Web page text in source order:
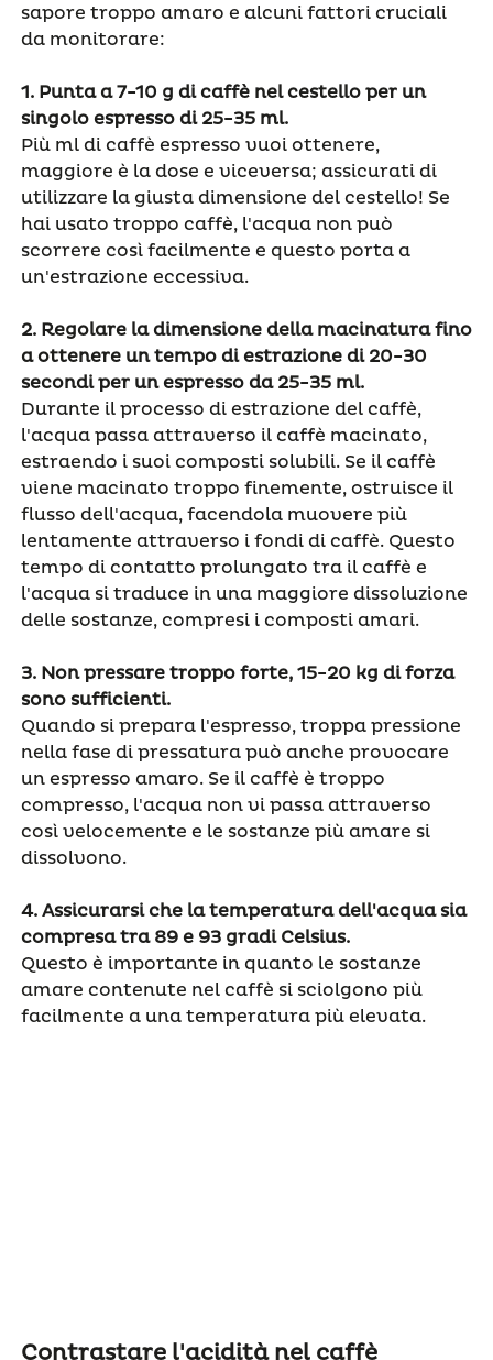
sapore troppo amaro e alcuni fattori cruciali
da monitorare:
1. Punta a 7-10 g di caffè nel cestello per un
singolo espresso di 25-35 ml.
Più ml di caffè espresso vuoi ottenere,
maggiore è la dose e viceversa; assicurati di
utilizzare la giusta dimensione del cestello! Se
hai usato troppo caffè, l'acqua non può
scorrere così facilmente e questo porta a
un'estrazione eccessiva.
2. Regolare la dimensione della macinatura fino
a ottenere un tempo di estrazione di 20-30
secondi per un espresso da 25-35 ml.
Durante il processo di estrazione del caffè,
l'acqua passa attraverso il caffè macinato,
estraendo i suoi composti solubili. Se il caffè
viene macinato troppo finemente, ostruisce il
flusso dell'acqua, facendola muovere più
lentamente attraverso i fondi di caffè. Questo
tempo di contatto prolungato tra il caffè e
l'acqua si traduce in una maggiore dissoluzione
delle sostanze, compresi i composti amari.
3. Non pressare troppo forte, 15-20 kg di forza
sono sufficienti.
Quando si prepara l'espresso, troppa pressione
nella fase di pressatura può anche provocare
un espresso amaro. Se il caffè è troppo
compresso, l'acqua non vi passa attraverso
così velocemente e le sostanze più amare si
dissolvono.
4. Assicurarsi che la temperatura dell'acqua sia
compresa tra 89 e 93 gradi Celsius.
Questo è importante in quanto le sostanze
amare contenute nel caffè si sciolgono più
facilmente a una temperatura più elevata.
Contrastare l'acidità nel caffè